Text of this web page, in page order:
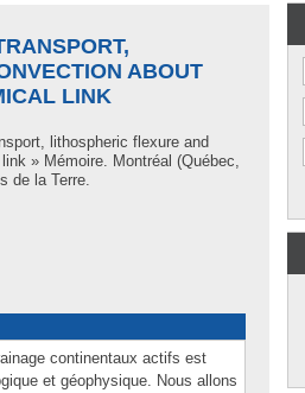
ABOUT
LINK
lithospheric flexure and
» Mémoire. Montréal (Québec,
de la Terre.
continentaux actifs est
et géophysique. Nous allons